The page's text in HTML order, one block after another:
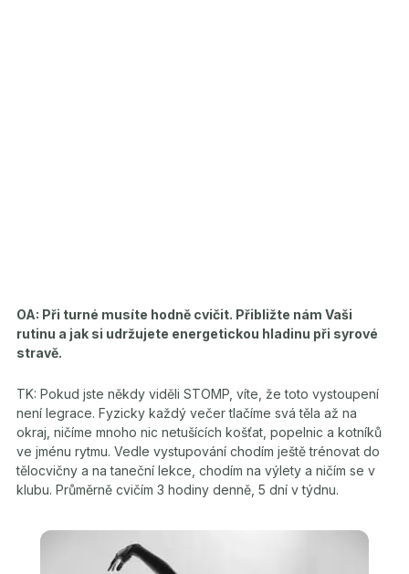
OA: Při turné musíte hodně cvičit. Přibližte nám Vaši
rutinu a jak si udržujete energetickou hladinu při syrové
stravě.
TK: Pokud jste někdy viděli STOMP, víte, že toto vystoupení
není legrace. Fyzicky každý večer tlačíme svá těla až na
okraj, ničíme mnoho nic netušících košťat, popelnic a kotníků
ve jménu rytmu. Vedle vystupování chodím ještě trénovat do
tělocvičny a na taneční lekce, chodím na výlety a ničím se v
klubu. Průměrně cvičím 3 hodiny denně, 5 dní v týdnu.